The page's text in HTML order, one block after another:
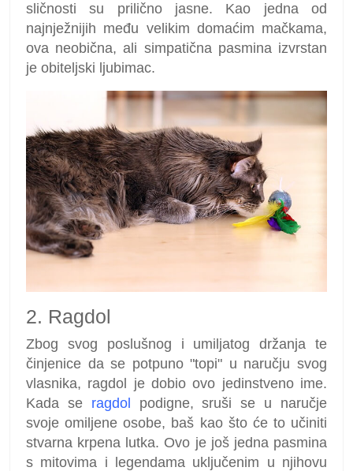
sličnosti su prilično jasne. Kao jedna od
najnježnijih među velikim domaćim mačkama,
ova neobična, ali simpatična pasmina izvrstan
je obiteljski ljubimac.
2. Ragdol
Zbog svog poslušnog i umiljatog držanja te
činjenice da se potpuno "topi" u naručju svog
vlasnika, ragdol je dobio ovo jedinstveno ime.
Kada se ragdol podigne, sruši se u naručje
svoje omiljene osobe, baš kao što će to učiniti
stvarna krpena lutka. Ovo je još jedna pasmina
s mitovima i legendama uključenim u njihovu